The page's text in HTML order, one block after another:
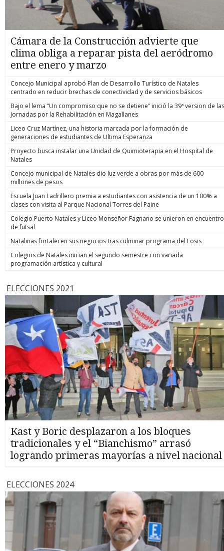
Cámara de la Construcción advierte que
clima obliga a reparar pista del aeródromo
entre enero y marzo
Concejo Municipal aprobó Plan de Desarrollo Turístico de Natales
centrado en reducir brechas de conectividad y de servicios básicos
Bajo el lema “Un compromiso que no se detiene” inició la 39ª version de las
Jornadas por la Rehabilitación en Magallanes
Liceo Cruz Martínez, una historia marcada por la formación de
generaciones de estudiantes de Ultima Esperanza
Proyecto busca instalar una Unidad de Quimioterapia en el Hospital de
Natales
Concejo municipal de Natales dio luz verde a obras por más de 600
millones de pesos
Escuela Juan Ladrillero premia a estudiantes con asistencia de un 100% a
clases con visita al Parque Nacional Torres del Paine
Colegio Puerto Natales y Liceo Monseñor Fagnano se unieron en encuentro
de futsal
Natalinas fortalecen sus negocios tras culminar programa del Fosis
Colegios de Natales inician el segundo semestre con variada
programación artística y cultural
ELECCIONES 2021
Kast y Boric desplazaron a los bloques
tradicionales y el “Bianchismo” arrasó
logrando primeras mayorías a nivel nacional
ELECCIONES 2024